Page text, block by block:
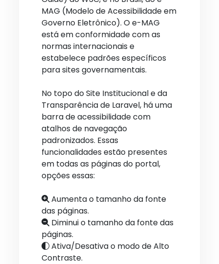
MAG (Modelo de Acessibilidade em
Governo Eletrônico). O e-MAG
está em conformidade com as
normas internacionais e
estabelece padrões específicos
para sites governamentais.
No topo do Site Institucional e da
Transparência de Laravel, há uma
barra de acessibilidade com
atalhos de navegação
padronizados. Essas
funcionalidades estão presentes
em todas as páginas do portal,
opções essas:
Aumenta o tamanho da fonte
das páginas.
Diminui o tamanho da fonte das
páginas.
Ativa/Desativa o modo de Alto
Contraste.